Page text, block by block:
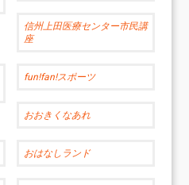
信州上田医療センター市民講
座
fun!fan!スポーツ
おおきくなあれ
おはなしランド